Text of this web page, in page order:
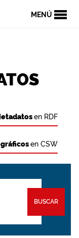
MENÚ
en RDF
en CSW
BUSCAR